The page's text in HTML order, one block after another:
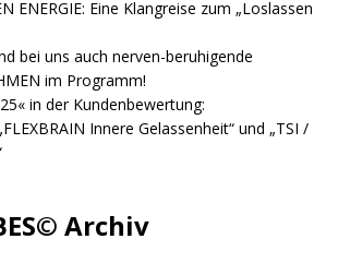
ENERGIE: Eine Klangreise zum „Loslassen
bei uns auch nerven-beruhigende
im Programm!
in der Kundenbewertung:
Innere Gelassenheit“ und „TSI /
Archiv